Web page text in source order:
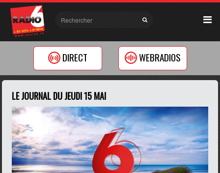
DIRECT WEBRADIOS
LE JOURNAL DU JEUDI 15 MAI